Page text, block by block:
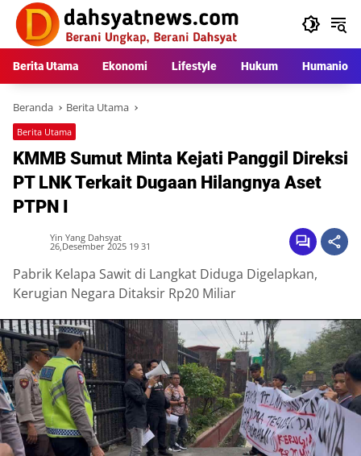
Langsung
konten
Berita Utama Ekonomi Lifestyle Hukum Humaniora
Beranda Berita Utama
Berita Utama
KMMB Sumut Minta Kejati Panggil Direksi
PT LNK Terkait Dugaan Hilangnya Aset
PTPN I
Yin Yang Dahsyat
26,Desember 2025 19 31
Pabrik Kelapa Sawit di Langkat Diduga Digelapkan,
Kerugian Negara Ditaksir Rp20 Miliar